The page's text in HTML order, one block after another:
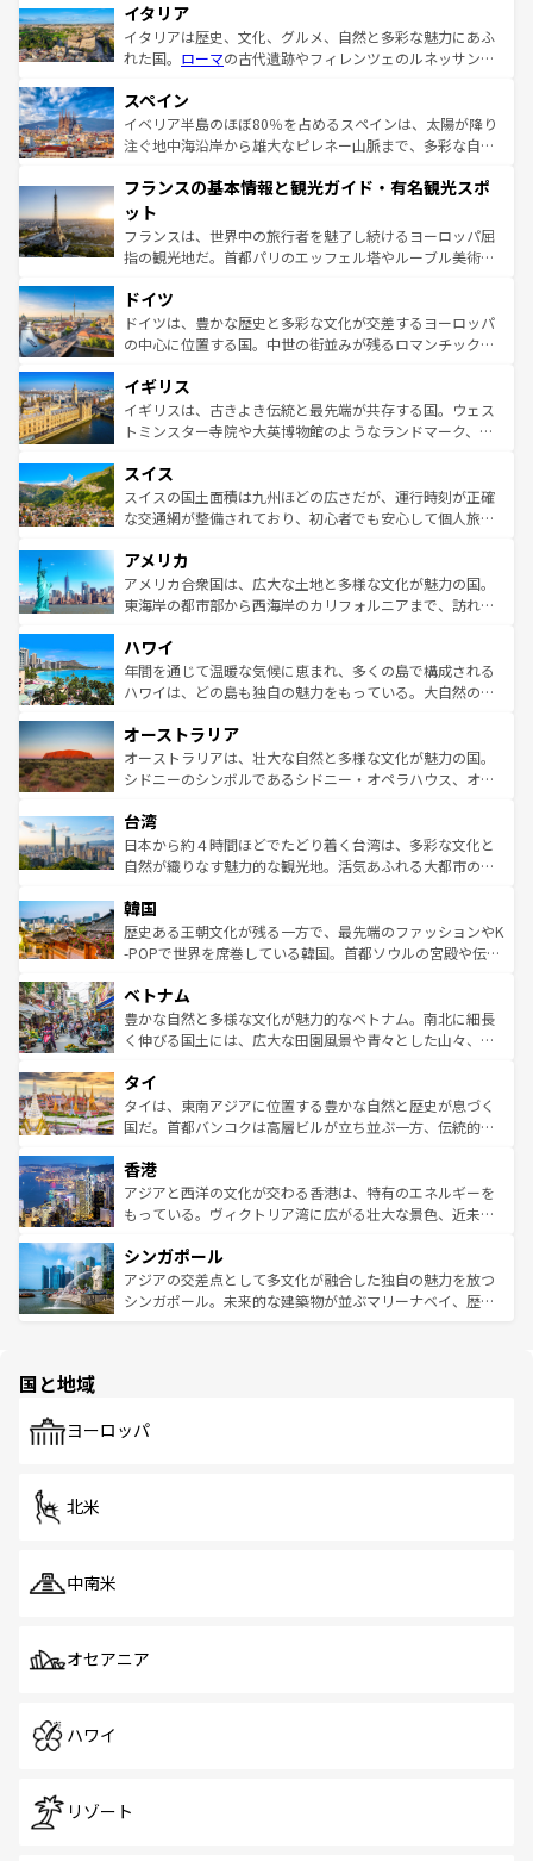
イタリア
イタリアは歴史、文化、グルメ、自然と多彩な魅力にあふ
れた国。 ローマの古代遺跡やフィレンツェのルネッサンス
ろん、トスカーナの美しい田園風景やアマルフィ海岸の絶
景など、自然景観も見逃せない。観光の合間には、本場の
ピザやパスタなど、絶品のイタリア料理を堪能することも
ませてくれるイタリアで、忘れられない旅をしてみよう！
なお、新着のイタリア情報は
しい。
スペイン
イベリア半島のほぼ80％を占めるスペインは、太陽が降り
注ぐ地中海沿岸から雄大なピレネー山脈まで、多彩な自然
文化が根付くこの国では、情熱的なフラメンコ、熱気あふ
れる闘牛、そして美味しいタパスが生活の一部となってい
る。首都マドリードの洗練された雰囲気や、バルセロナの
アートに溢れた街角から、地方では古代ローマ遺跡や中世
せる。地方によって風土や気候が異なるスペインはその個
性で訪れる人を魅了する。 なお、新着のスペイン情報は コ
ンテンツ一覧を参照してほしい。
フランスの基本情報と観光ガイド・有名観光スポ
ット
フランスは、世界中の旅行者を魅了し続けるヨーロッパ屈
指の観光地だ。首都パリのエッフェル塔やルーブル美術館
で、幅広い魅力が詰まっている。華麗な宮殿、歴史的な大
聖堂、美しいビーチ、そして豊かな自然が、訪れる者を心
から魅了する。また、フランスは美食の国としても知ら
いる。シャンパンの発祥地であるランス、プロヴァンスの
香り高いラベンダー畑など、多彩な楽しみ方が可能だ。さ
らに、パリ以外の地域にも魅力が溢れており、どの街角に
れる地方に足を運ぶとそれぞれで全く異なる文化を体験で
きるだろう。 なお、新着のフランス情報はコンテンツ一覧
を参照してほしい。
ドイツ
ドイツは、豊かな歴史と多彩な文化が交差するヨーロッパ
の中心に位置する国。中世の街並みが残るロマンチック街
顔を持つこの国は、どこを歩いても飽きることがない。ベ
ルリンの文化的活気、バイエルン州のアルプスの絶景、そ
してライン川沿いのワイン畑といった風景は必見。ビール
は、お酒好きな人にはぜひ体験してほしい。 なお、新着の
ドイツ情報はコンテンツ一覧を参照してほしい。
イギリス
イギリスは、古きよき伝統と最先端が共存する国。ウェス
トミンスター寺院や大英博物館のようなランドマーク、歴
リアごとに異なる魅力がある。また、優雅なアフタヌーン
ティー、ビール好きにはたまらない英国パブ、サッカー観
戦など、本場だからこそできる体験も豊富。イギリスを旅
ンツ一覧を参照してほしい。
スイス
スイスの国土面積は九州ほどの広さだが、運行時刻が正確
な交通網が整備されており、初心者でも安心して個人旅行
の建物がそのまま残る町や、スイスならではのユニークな
博物館もあり、アルプス観光だけでなく町歩きも満喫する
ことができる。国民の所得が高いため物価も高いが、旅行
ば市内交通費無料で観光を楽しむこともできる。 なお、新
着のスイス情報はコンテンツ一覧 を参照してほしい。
アメリカ
アメリカ合衆国は、広大な土地と多様な文化が魅力の国。
東海岸の都市部から西海岸のカリフォルニアまで、訪れる
のような巨大都市は、観光、ショッピング、エンターテイ
ンメントが詰まった刺激的なスポットだ。一方、アメリカ
西部には大自然が広がり、グランドキャニオンやイエロー
部のニューオーリンズでは、音楽と美食が融合した独特の
文化が魅力。旅行者はアメリカの各地域で異なる魅力を楽
しみながら、その多様性と豊かな歴史を感じることができ
ならではの贅沢な旅のスタイルだ。 なお、新着のアメリカ
情報はコンテンツ一覧を参照してほしい。
ハワイ
年間を通じて温暖な気候に恵まれ、多くの島で構成される
ハワイは、どの島も独自の魅力をもっている。大自然の神
ワイ島は見逃せない。また、定番の観光地といえばオアフ
島だが、静かな自然を求めるならマウイ島やカウアイ島が
おすすめ。エメラルドグリーンに輝く海をはじめ、豊かな
れるおもてなしの心で訪れる人々を迎えてくれるハワイの
人々、おいしいローカルフードやハワイアンミュージッ
ク、伝統的なフラダンスなど、すべてがハワイの魅力を彩
ワイを、存分に味わってほしい。 なお、新着のハワイ情報
はコンテンツ一覧を参照してほしい。
オーストラリア
オーストラリアは、壮大な自然と多様な文化が魅力の国。
シドニーのシンボルであるシドニー・オペラハウス、オー
リアリーフや大陸中央部にそびえるウルル（エアーズロッ
ク）、タスマニアの美しい原生林やケアンズの熱帯雨林な
ど、見どころがたくさん。また、カフェやワイン、オージ
いる。アクティビティも充実しており、サーフィンやダイ
ビング、ハイキングなど、アウトドア好きにはたまらな
い。オーストラリアの多彩な魅力を存分に味わいつくそ
参照してほしい。
台湾
日本から約４時間ほどでたどり着く台湾は、多彩な文化と
自然が織りなす魅力的な観光地。活気あふれる大都市の台
ン）、静ひつな山岳地帯である台湾東部など、都市の喧騒
と山間の静けさが共存しており、訪れる人に新しい発見と
驚きをもたらしてくれる。また、奥深い台湾の食文化も魅
容にもいいと評判のスイーツなど、バラエティ豊かな料理
が味わえる。 なお、新着の台湾情報は コンテンツ一覧を参
照してほしい。
韓国
歴史ある王朝文化が残る一方で、最先端のファッションやK
-POPで世界を席巻している韓国。首都ソウルの宮殿や伝統
き、地方に足を延ばせば四季折々の自然美を楽しむことが
できる。そして、キムチや焼肉、絶品のストリートフード
まで、さまざまな韓国料理が待っている。夜には、韓国な
リティに包まれながら、韓国の多彩な魅力を心ゆくまで味
わってみてほしい。 なお、新着の韓国情報はコンテンツ一
覧を参照してほしい。
ベトナム
豊かな自然と多様な文化が魅力的なベトナム。南北に細長
く伸びる国土には、広大な田園風景や青々とした山々、世
急速な発展と共に伝統が息づく。ハノイの古い町並みやホ
ーチミン市のフランス統治時代の建物も、独特の雰囲気を
醸し出している。また、バラエティの豊かさとおいしさで
とつ。フォーやバインミー、ベトナムコーヒーなどは、ぜ
ひ現地で味わいたい。どの地域を訪れてもあたたかい人々
が旅行者を迎えてくれるので、きっと忘れられない旅にな
参照してほしい。
タイ
タイは、東南アジアに位置する豊かな自然と歴史が息づく
国だ。首都バンコクは高層ビルが立ち並ぶ一方、伝統的な
の活気が交差している。北部ではチェンマイなどの山岳地
帯で自然と触れ合い、南部ではプーケットやクラビの美し
いビーチでリゾート気分を楽しむことができる。タイ料理
激する。気候は一年中温暖で、どの季節にも異なる楽しみ
が待っている。親しみやすいタイの人々、仏教を中心とし
た文化、そして多様な観光資源が、訪れる旅人を魅了し続
香港
アジアと西洋の文化が交わる香港は、特有のエネルギーを
もっている。ヴィクトリア湾に広がる壮大な景色、近未来
み、どこを訪れても感動するはず。観光スポットが密集し
ており、効率よく見どころを回れるのも魅力。息をのむよ
うな絶景から文化的な体験まで、香港を存分に楽しみ尽く
シンガポール
アジアの交差点として多文化が融合した独自の魅力を放つ
シンガポール。未来的な建築物が並ぶマリーナベイ、歴史
で、ホーカーズは地元の風情を楽しめる外せないスポット
国と地域
ヨーロッパ
北米
中南米
オセアニア
ハワイ
リゾート